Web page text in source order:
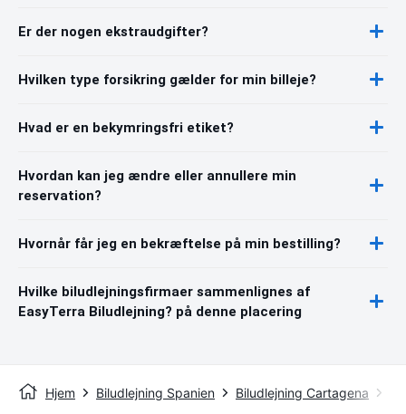
Er der nogen ekstraudgifter?
Hvilken type forsikring gælder for min billeje?
Hvad er en bekymringsfri etiket?
Hvordan kan jeg ændre eller annullere min
reservation?
Hvornår får jeg en bekræftelse på min bestilling?
Hvilke biludlejningsfirmaer sammenlignes af
EasyTerra Biludlejning? på denne placering
Hjem Biludlejning Spanien Biludlejning Cartagena